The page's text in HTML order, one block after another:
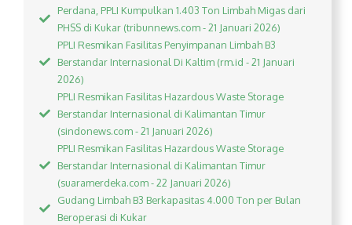
Perdana, PPLI Kumpulkan 1.403 Ton Limbah Migas dari
PHSS di Kukar (tribunnews.com - 21 Januari 2026)
PPLI Resmikan Fasilitas Penyimpanan Limbah B3
Berstandar Internasional Di Kaltim (rm.id - 21 Januari
2026)
PPLI Resmikan Fasilitas Hazardous Waste Storage
Berstandar Internasional di Kalimantan Timur
(sindonews.com - 21 Januari 2026)
PPLI Resmikan Fasilitas Hazardous Waste Storage
Berstandar Internasional di Kalimantan Timur
(suaramerdeka.com - 22 Januari 2026)
Gudang Limbah B3 Berkapasitas 4.000 Ton per Bulan
Beroperasi di Kukar